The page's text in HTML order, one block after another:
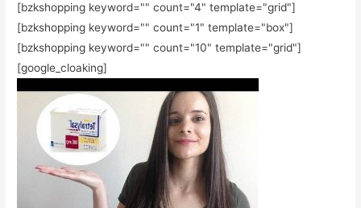
[bzkshopping keyword="" count="4" template="grid"]
[bzkshopping keyword="" count="1" template="box"]
[bzkshopping keyword="" count="10" template="grid"]
[google_cloaking]